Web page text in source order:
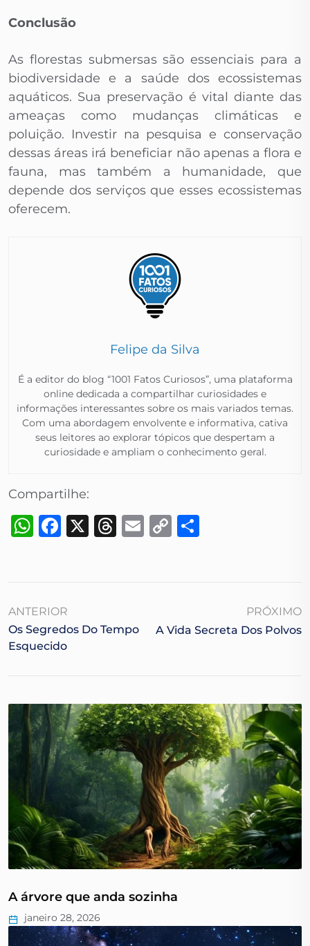
Conclusão
As florestas submersas são essenciais para a
biodiversidade e a saúde dos ecossistemas
aquáticos. Sua preservação é vital diante das
ameaças como mudanças climáticas e
poluição. Investir na pesquisa e conservação
dessas áreas irá beneficiar não apenas a flora e
fauna, mas também a humanidade, que
depende dos serviços que esses ecossistemas
oferecem.
Felipe da Silva
É a editor do blog “1001 Fatos Curiosos”, uma plataforma
online dedicada a compartilhar curiosidades e
informações interessantes sobre os mais variados temas.
Com uma abordagem envolvente e informativa, cativa
seus leitores ao explorar tópicos que despertam a
curiosidade e ampliam o conhecimento geral.​
Compartilhe:
WhatsApp
Facebook
X Threads
Email
Copy
ANTERIOR
Os Segredos Do Tempo
Esquecido
PRÓXIMO
A Vida Secreta Dos Polvos
A árvore que anda sozinha
janeiro 28, 2026